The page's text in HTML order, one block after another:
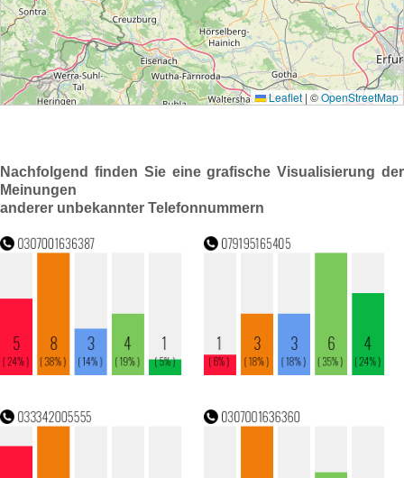
Nachfolgend finden Sie eine grafische Visualisierung der
Meinungen
anderer unbekannter Telefonnummern